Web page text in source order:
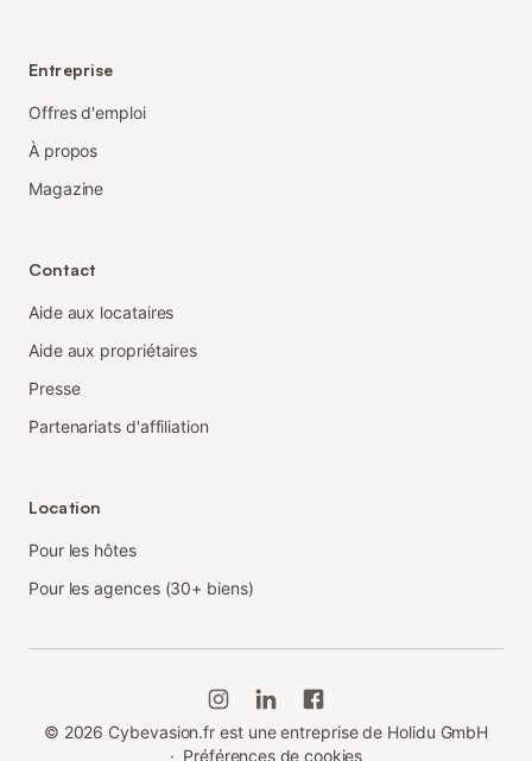
Entreprise
Offres d'emploi
À propos
Magazine
Contact
Aide aux locataires
Aide aux propriétaires
Presse
Partenariats d'affiliation
Location
Pour les hôtes
Pour les agences (30+ biens)
© 2026 Cybevasion.fr est une entreprise de Holidu GmbH
· Préférences de cookies